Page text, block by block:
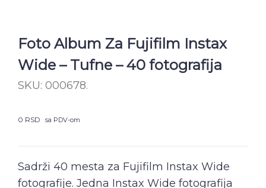
Foto Album Za Fujifilm Instax
Wide – Tufne – 40 fotografija
SKU: 000678.
0 RSD sa PDV-om
Sadrži 40 mesta za Fujifilm Instax Wide
fotografije. Jedna Instax Wide fotografija